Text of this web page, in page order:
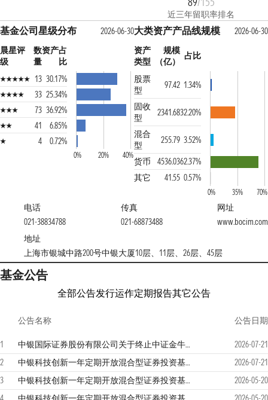
近三年留职率排名
基金公司星级分布
2026-06-30
晨星评
级
数
量
资产占
比
13 30.17%
33 25.34%
73 36.92%
41
6.85%
4
0.72%
0% 20% 40%
大类资产产品线规模
2026-06-30
资产
类型
规模
（亿）
占比
股票
型
97.42 1.34%
固收
型
2341.6832.20%
混合
型
255.79 3.52%
货币
4536.0362.37%
其它
41.55 0.57%
0% 35% 70%
电话
021-38834788
传真
021-68873488
网址
www.bocim.com
地址
上海市银城中路200号中银大厦10层、11层、26层、45层
基金公告
全部公告发行运作定期报告其它公告
公告名称 公告日期
1 中银国际证券股份有限公司关于终止中证金牛（北京）基金销售有限公司办理旗下基金销售业务的公告
2026-07-21
2
中银科技创新一年定期开放混合型证券投资基金2026年第2季度报告
2026-07-21
3
中银科技创新一年定期开放混合型证券投资基金产品资料概要更新
2026-05-20